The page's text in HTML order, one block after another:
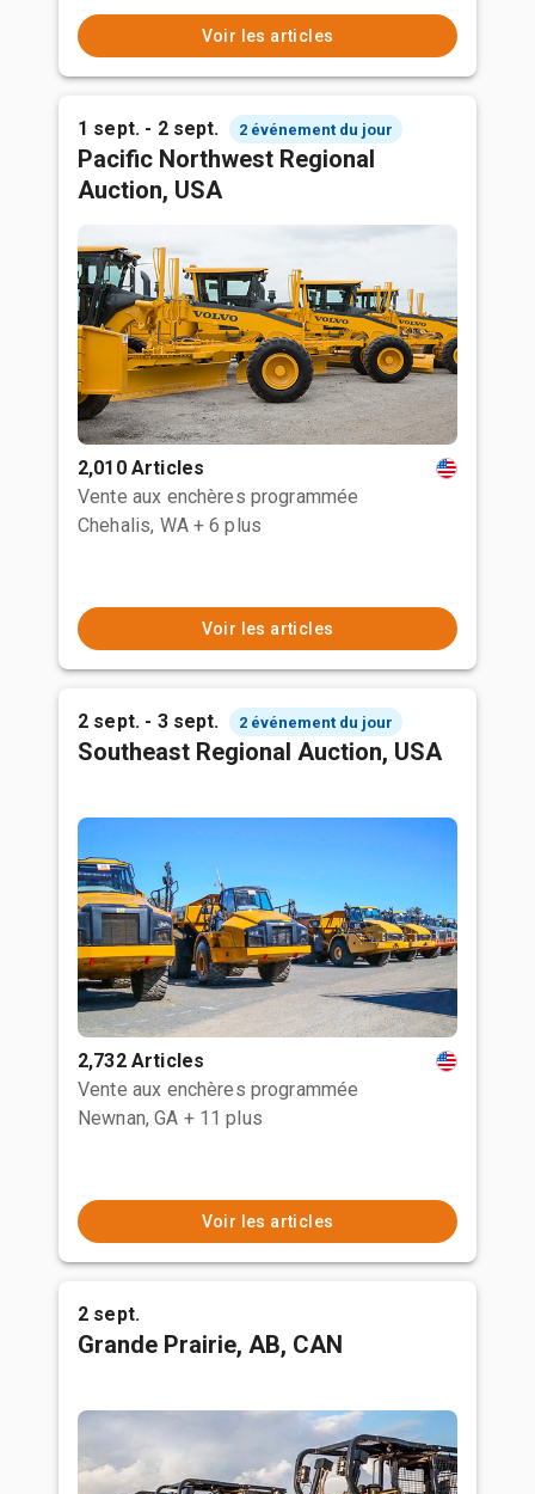
Voir les articles
1 sept. - 2 sept. 2 événement du jour
Pacific Northwest Regional
Auction, USA
2,010 Articles
Vente aux enchères programmée
Chehalis, WA + 6 plus
Voir les articles
2 sept. - 3 sept. 2 événement du jour
Southeast Regional Auction, USA
2,732 Articles
Vente aux enchères programmée
Newnan, GA + 11 plus
Voir les articles
2 sept.
Grande Prairie, AB, CAN